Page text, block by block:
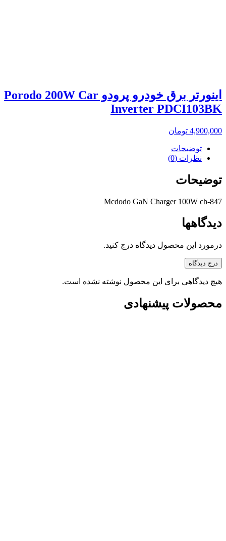
اینورتر برق خودرو پرودو Porodo 200W Car
Inverter PDCI103BK
4,900,000 تومان
توضیحات
نظرات (0)
توضیحات
Mcdodo GaN Charger 100W ch-847
دیدگاهها
درمورد این محصول دیدگاه درج کنید.
درج دیدگاه
هیچ دیدگاهی برای این محصول نوشته نشده است.
محصولات پیشنهادی